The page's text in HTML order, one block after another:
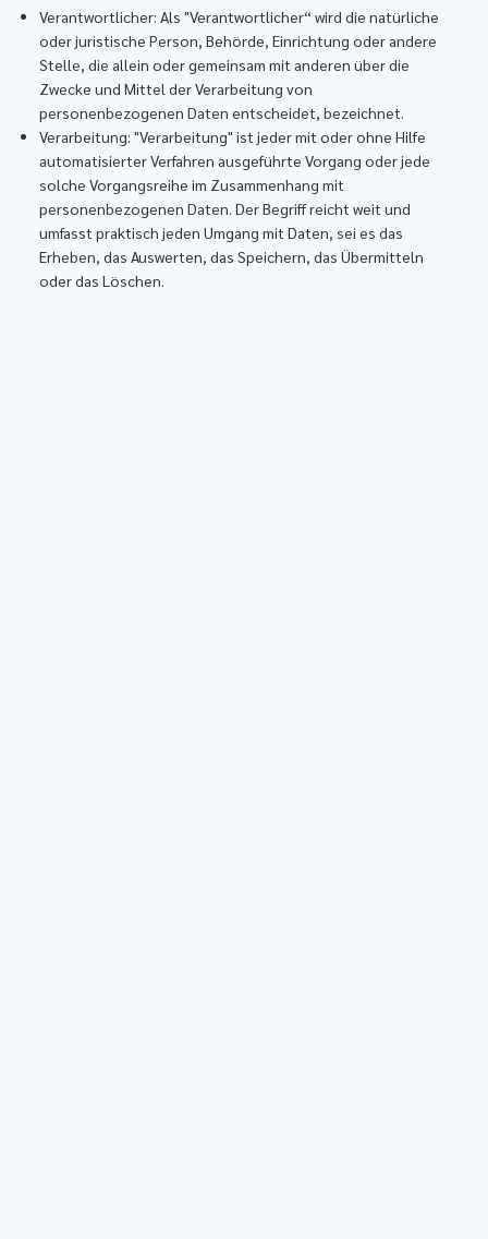
Verantwortlicher: Als "Verantwortlicher“ wird die natürliche
oder juristische Person, Behörde, Einrichtung oder andere
Stelle, die allein oder gemeinsam mit anderen über die
Zwecke und Mittel der Verarbeitung von
personenbezogenen Daten entscheidet, bezeichnet.
Verarbeitung: "Verarbeitung" ist jeder mit oder ohne Hilfe
automatisierter Verfahren ausgeführte Vorgang oder jede
solche Vorgangsreihe im Zusammenhang mit
personenbezogenen Daten. Der Begriff reicht weit und
umfasst praktisch jeden Umgang mit Daten, sei es das
Erheben, das Auswerten, das Speichern, das Übermitteln
oder das Löschen.